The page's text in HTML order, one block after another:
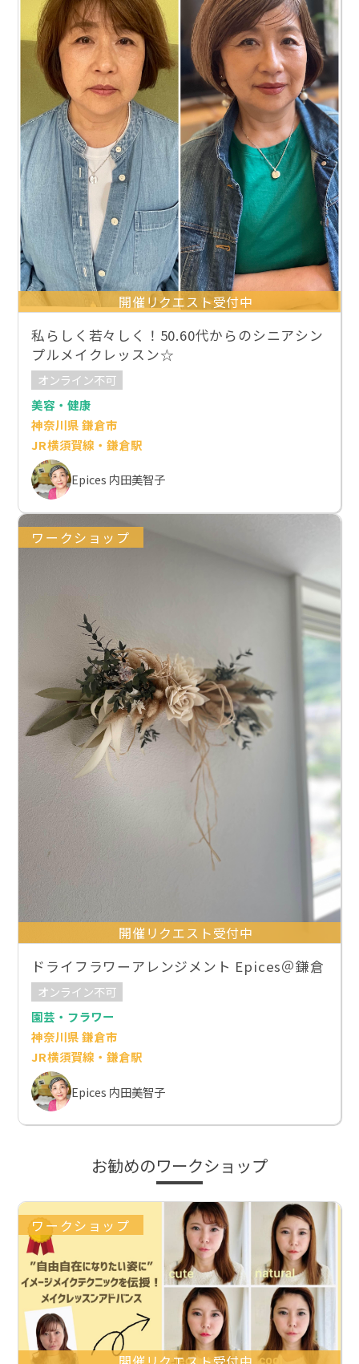
開催リクエスト受付中
私らしく若々しく！50.60代からのシニアシン
プルメイクレッスン☆
オンライン不可
美容・健康
神奈川県 鎌倉市
JR横須賀線・鎌倉駅
Epices 内田美智子
ワークショップ
開催リクエスト受付中
ドライフラワーアレンジメント Epices＠鎌倉
オンライン不可
園芸・フラワー
神奈川県 鎌倉市
JR横須賀線・鎌倉駅
Epices 内田美智子
お勧めのワークショップ
ワークショップ